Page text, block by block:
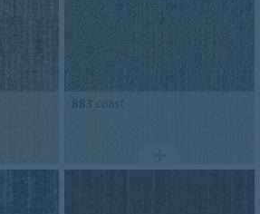
883 coast